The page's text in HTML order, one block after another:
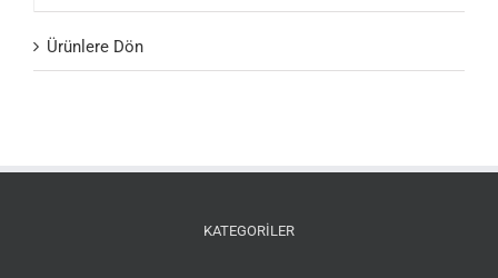
Ürünlere Dön
KATEGORİLER